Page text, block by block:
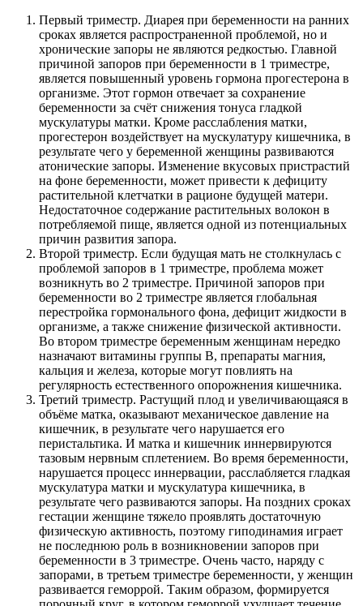
Первый триместр. Диарея при беременности на ранних
сроках является распространенной проблемой, но и
хронические запоры не являются редкостью. Главной
причиной запоров при беременности в 1 триместре,
является повышенный уровень гормона прогестерона в
организме. Этот гормон отвечает за сохранение
беременности за счёт снижения тонуса гладкой
мускулатуры матки. Кроме расслабления матки,
прогестерон воздействует на мускулатуру кишечника, в
результате чего у беременной женщины развиваются
атонические запоры. Изменение вкусовых пристрастий
на фоне беременности, может привести к дефициту
растительной клетчатки в рационе будущей матери.
Недостаточное содержание растительных волокон в
потребляемой пище, является одной из потенциальных
причин развития запора.
Второй триместр. Если будущая мать не столкнулась с
проблемой запоров в 1 триместре, проблема может
возникнуть во 2 триместре. Причиной запоров при
беременности во 2 триместре является глобальная
перестройка гормонального фона, дефицит жидкости в
организме, а также снижение физической активности.
Во втором триместре беременным женщинам нередко
назначают витамины группы B, препараты магния,
кальция и железа, которые могут повлиять на
регулярность естественного опорожнения кишечника.
Третий триместр. Растущий плод и увеличивающаяся в
объёме матка, оказывают механическое давление на
кишечник, в результате чего нарушается его
перистальтика. И матка и кишечник иннервируются
тазовым нервным сплетением. Во время беременности,
нарушается процесс иннервации, расслабляется гладкая
мускулатура матки и мускулатура кишечника, в
результате чего развиваются запоры. На поздних сроках
гестации женщине тяжело проявлять достаточную
физическую активность, поэтому гиподинамия играет
не последнюю роль в возникновении запоров при
беременности в 3 триместре. Очень часто, наряду с
запорами, в третьем триместре беременности, у женщин
развивается геморрой. Таким образом, формируется